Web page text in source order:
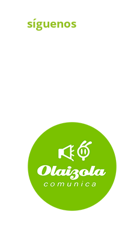
síguenos